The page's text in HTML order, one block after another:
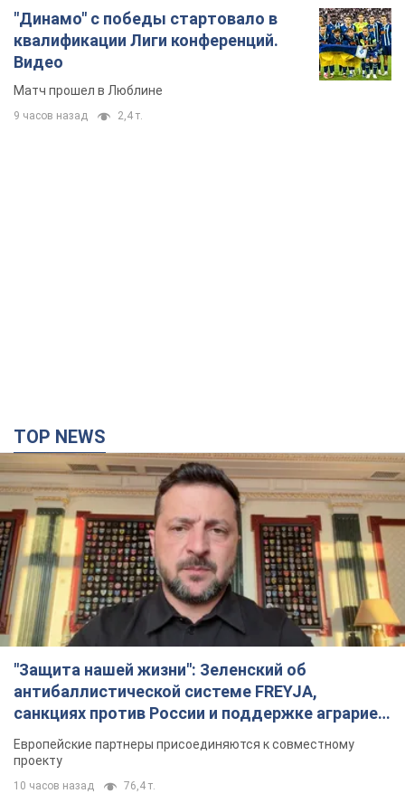
"Динамо" с победы стартовало в
квалификации Лиги конференций.
Видео
Матч прошел в Люблине
9 часов назад 2,4 т.
TOP NEWS
"Защита нашей жизни": Зеленский об
антибаллистической системе FREYJA,
санкциях против России и поддержке аграриев.
Видео
Европейские партнеры присоединяются к совместному
проекту
10 часов назад 76,4 т.